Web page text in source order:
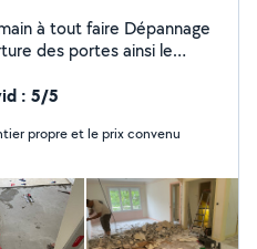
Dépannage
des portes ainsi le
: 5/5
propre et le prix convenu